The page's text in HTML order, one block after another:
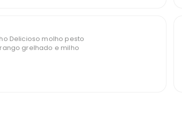
Delicioso molho pesto
grelhado e milho